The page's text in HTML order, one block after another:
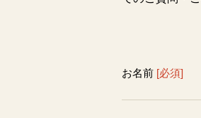
お名前 [必須]